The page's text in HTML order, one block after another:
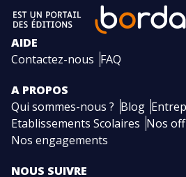
AIDE
Contactez-nous FAQ
A PROPOS
Qui sommes-nous ? Blog
Etablissements Scolaires Nos
Nos engagements
NOUS SUIVRE